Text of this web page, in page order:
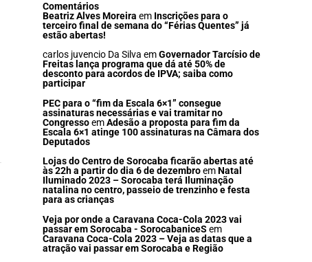
Comentários
Beatriz Alves Moreira em Inscrições para o
terceiro final de semana do “Férias Quentes” já
estão abertas!
carlos juvencio Da Silva emGovernador Tarcísio de
Freitas lança programa que dá até 50% de
desconto para acordos de IPVA; saiba como
participar
PEC para o “fim da Escala 6×1” consegue
assinaturas necessárias e vai tramitar no
CongressoemAdesão a proposta para fim da
Escala 6×1 atinge 100 assinaturas na Câmara dos
Deputados
Lojas do Centro de Sorocaba ficarão abertas até
às 22h a partir do dia 6 de dezembroemNatal
Iluminado 2023 – Sorocaba terá Iluminação
natalina no centro, passeio de trenzinho e festa
para as crianças
Veja por onde a Caravana Coca-Cola 2023 vai
passar em Sorocaba - SorocabaniceS em
Caravana Coca-Cola 2023 – Veja as datas que a
atração vai passar em Sorocaba e Região